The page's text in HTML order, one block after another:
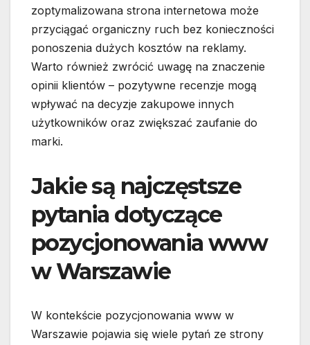
zoptymalizowana strona internetowa może
przyciągać organiczny ruch bez konieczności
ponoszenia dużych kosztów na reklamy.
Warto również zwrócić uwagę na znaczenie
opinii klientów – pozytywne recenzje mogą
wpływać na decyzje zakupowe innych
użytkowników oraz zwiększać zaufanie do
marki.
Jakie są najczęstsze
pytania dotyczące
pozycjonowania www
w Warszawie
W kontekście pozycjonowania www w
Warszawie pojawia się wiele pytań ze strony